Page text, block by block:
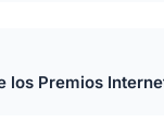
los Premios